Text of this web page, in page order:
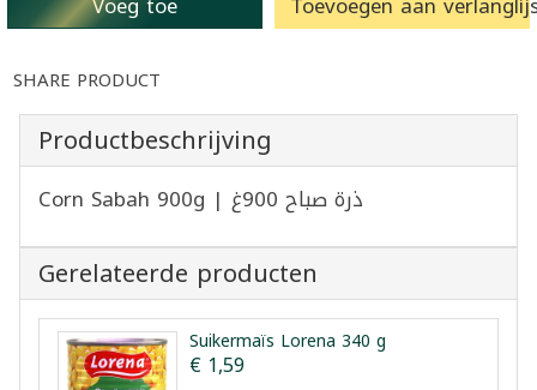
SHARE PRODUCT
Productbeschrijving
Corn Sabah 900g | ذرة صباح 900غ
Gerelateerde producten
Suikermaïs Lorena 340 g
€ 1,59